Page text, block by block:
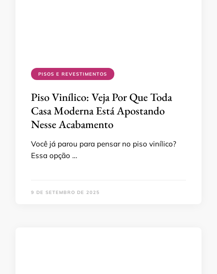
PISOS E REVESTIMENTOS
Piso Vinílico: Veja Por Que Toda
Casa Moderna Está Apostando
Nesse Acabamento
Você já parou para pensar no piso vinílico?
Essa opção …
9 DE SETEMBRO DE 2025